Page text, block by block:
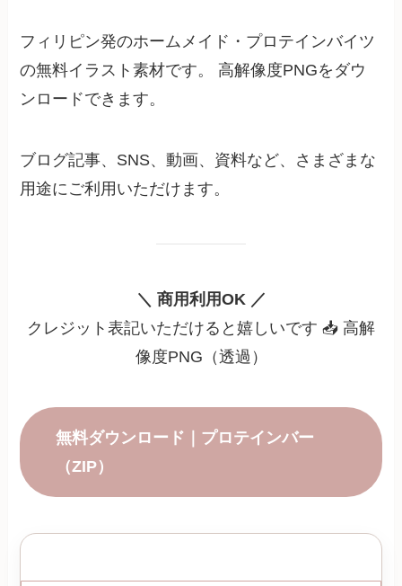
フィリピン発のホームメイド・プロテインバイツ
の無料イラスト素材です。 高解像度PNGをダウ
ンロードできます。
ブログ記事、SNS、動画、資料など、さまざまな
用途にご利用いただけます。
＼ 商用利用OK ／
クレジット表記いただけると嬉しいです 📥 高解
像度PNG（透過）
無料ダウンロード｜プロテインバー
（ZIP）